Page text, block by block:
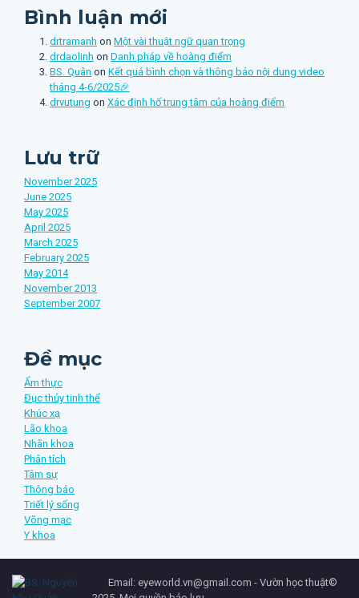
Bình luận mới
drtramanh on Một vài thuật ngữ quan trọng
drdaolinh on Danh pháp về hoàng điểm
BS. Quân on Kết quả bình chọn và thông báo nội dung video
tháng 4-6/2025🎉
drvutung on Xác định hố trung tâm của hoàng điểm
Lưu trữ
November 2025
June 2025
May 2025
April 2025
March 2025
February 2025
May 2014
November 2013
September 2007
Đề mục
Ẩm thực
Đục thủy tinh thể
Khúc xạ
Lão khoa
Nhãn khoa
Phân tích
Tâm sự
Thông báo
Triết lý sống
Võng mạc
Y khoa
Email: eyeworld.vn@gmail.com - Vườn học thuật©